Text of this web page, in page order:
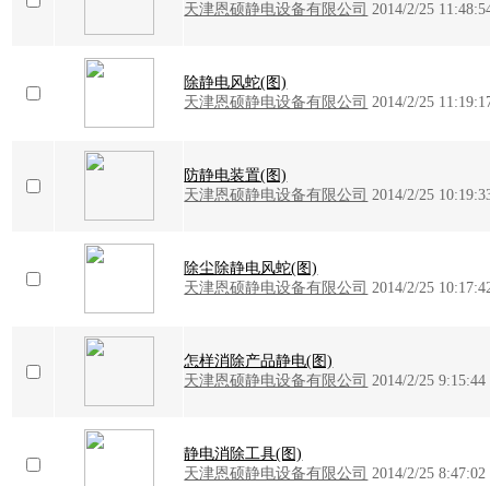
天津恩硕静电设备有限公司
2014/2/25
除静电风蛇(图)
天津恩硕静电设备有限公司 2014/2/25
防静电装置(图)
天津恩硕静电设备有限公司
2014/2/25
除尘除静电风蛇(图)
天津恩硕静电设备有限公司 2014/2/25
怎样消除产品静电(图)
天津恩硕静电设备有限公司
2014/2/25 9:15:44
静电消除工具(图)
天津恩硕静电设备有限公司 2014/2/25 8:47:02